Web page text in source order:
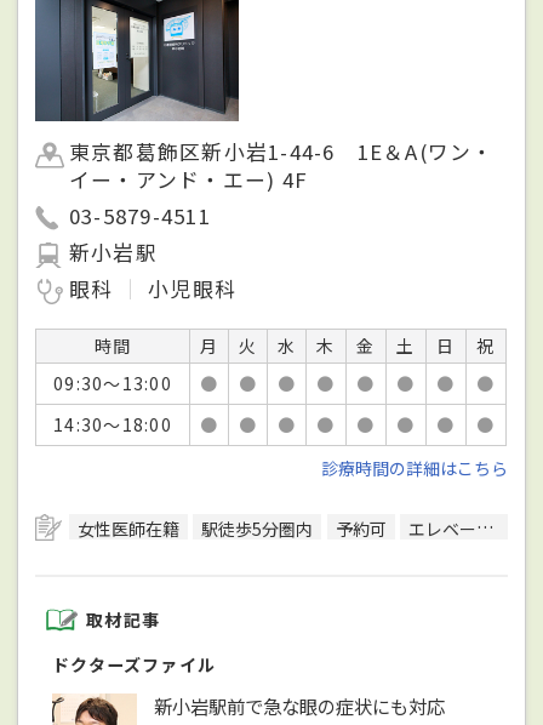
東京都葛飾区新小岩1-44-6 1E＆A(ワン・
イー・アンド・エー) 4F
03-5879-4511
新小岩駅
眼科
小児眼科
時間 月 火 水 木 金 土 日
祝
09:30～13:00
● ● ● ● ● ● ●
●
14:30～18:00
● ● ● ● ● ● ●
●
診療時間の詳細はこちら
女性医師在籍 駅徒歩5分圏内 予約可 エレベーターあり
取材記事
ドクターズファイル
新小岩駅前で急な眼の症状にも対応